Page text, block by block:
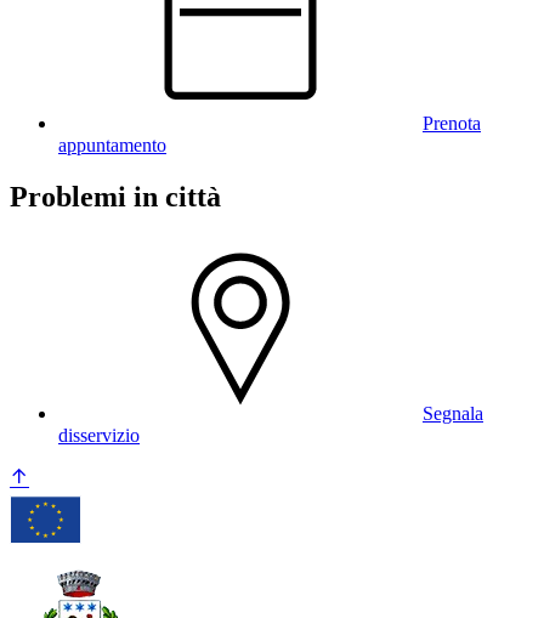
Prenota
appuntamento
Problemi in città
Segnala
disservizio